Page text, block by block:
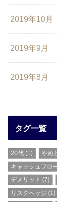
2019年10月
2019年9月
2019年8月
タグ一覧
20代 (1) やめ
キャッシュフロ
デメリット (7)
リスクヘッジ (1)